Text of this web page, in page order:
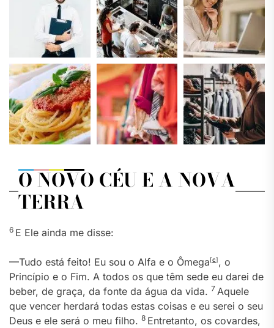
O NOVO CÉU E A NOVA
TERRA
6 E Ele ainda me disse:
—Tudo está feito! Eu sou o Alfa e o Ômega[c], o
Princípio e o Fim. A todos os que têm sede eu darei de
beber, de graça, da fonte da água da vida. 7 Aquele
que vencer herdará todas estas coisas e eu serei o seu
Deus e ele será o meu filho. 8 Entretanto, os covardes,